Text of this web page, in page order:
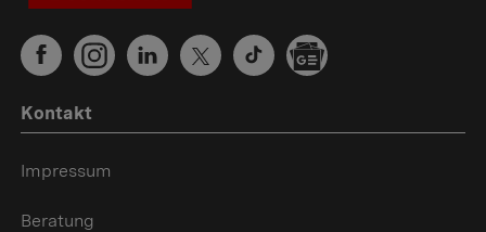
Kontakt
Impressum
Beratung